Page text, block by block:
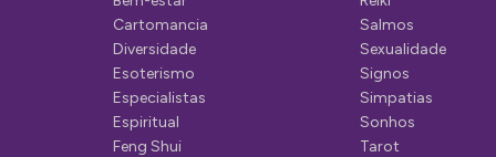
o
s
t
Cartomancia
Diversidade
Esoterismo
Especialistas
Espiritual
Feng Shui
Salmos
Sexualidade
Signos
Simpatias
Sonhos
Tarot